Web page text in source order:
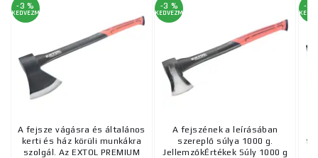
-3 %
KEDVEZMÉNY
A fejsze vágásra és általános
kerti és ház körüli munkákra
szolgál. Az EXTOL PREMIUM
-3 %
KEDVEZMÉNY
A fejszének a leírásában
szereplő súlya 1000 g.
JellemzőkÉrtékek Súly 1000 g
-3